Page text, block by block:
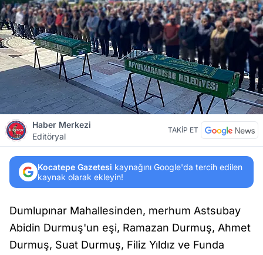
Haber Merkezi
Editöryal
TAKİP ET
Kocatepe Gazetesi kaynağını Google'da tercih edilen
kaynak olarak ekleyin!
Dumlupınar Mahallesinden, merhum Astsubay
Abidin Durmuş'un eşi, Ramazan Durmuş, Ahmet
Durmuş, Suat Durmuş, Filiz Yıldız ve Funda